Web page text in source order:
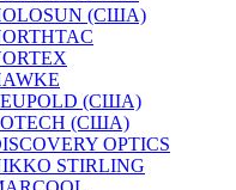
(США)
(США)
(США)
OPTICS
STIRLING